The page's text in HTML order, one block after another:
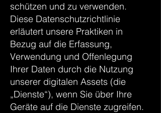
schützen und zu verwenden.
Diese Datenschutzrichtlinie
erläutert unsere Praktiken in
Bezug auf die Erfassung,
Verwendung und Offenlegung
Ihrer Daten durch die Nutzung
unserer digitalen Assets (die
„Dienste“), wenn Sie über Ihre
Geräte auf die Dienste zugreifen.